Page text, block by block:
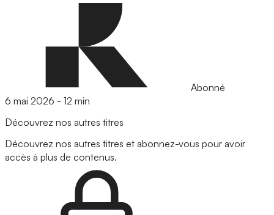
Abonné
6 mai 2026 - 12 min
Découvrez nos autres titres
Découvrez nos autres titres et abonnez-vous pour avoir
accès à plus de contenus.